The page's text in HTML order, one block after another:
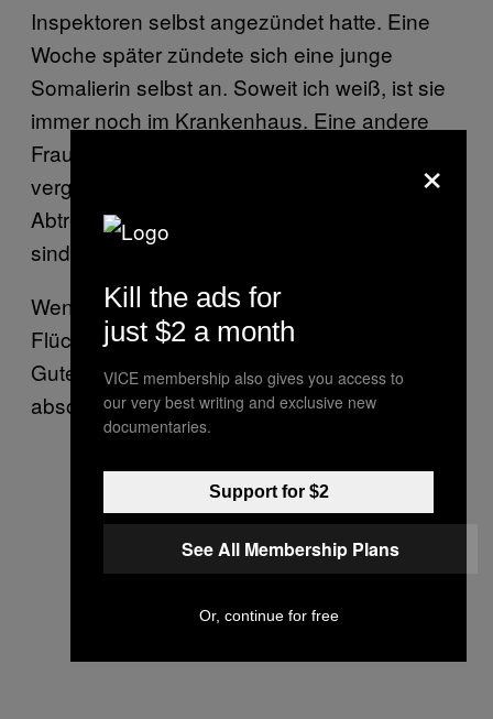
Inspektoren selbst angezündet hatte. Eine
Woche später zündete sich eine junge
Somalierin selbst an. Soweit ich weiß, ist sie
immer noch im Krankenhaus. Eine andere
Frau wurde schwanger, nachdem sie
vergewaltigt worden war und ihr eine
Abtreibung verwehrt wurde. Abtreibungen
sind auf Nauru nämlich illegal.
Wenn man in 20 Jahren Dokus über die
Flüchtlingskrise dreht, wird Österreich zu den
Guten gehören. Australien wird als das
absolute verfickte Böse dastehen.
×
Kill the ads for
just $2 a month
VICE membership also gives you access to
our very best writing and exclusive new
documentaries.
Support for $2
See All Membership Plans
Or, continue for free